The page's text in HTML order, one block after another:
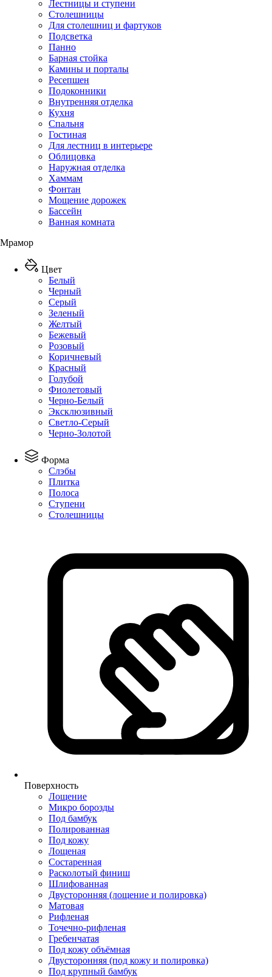
Лестницы и ступени
Столешницы
Для столешниц и фартуков
Подсветка
Панно
Барная стойка
Камины и порталы
Ресепшен
Подоконники
Внутренняя отделка
Кухня
Спальня
Гостиная
Для лестниц в интерьере
Облицовка
Наружная отделка
Хаммам
Фонтан
Мощение дорожек
Бассейн
Ванная комната
Мрамор
Цвет
Белый
Черный
Серый
Зеленый
Желтый
Бежевый
Розовый
Коричневый
Красный
Голубой
Фиолетовый
Черно-Белый
Эксклюзивный
Светло-Серый
Черно-Золотой
Форма
Слэбы
Плитка
Полоса
Ступени
Столешницы
Поверхность
Лощение
Микро борозды
Под бамбук
Полированная
Под кожу
Лощеная
Состаренная
Расколотый финиш
Шлифованная
Двусторонняя (лощение и полировка)
Матовая
Рифленая
Точечно-рифленая
Гребенчатая
Под кожу объёмная
Двусторонняя (под кожу и полировка)
Под крупный бамбук